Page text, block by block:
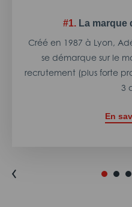
#1. La marque
Créé en 1987 à Lyon,
se démarque sur le
recrutement (plus forte
3
En